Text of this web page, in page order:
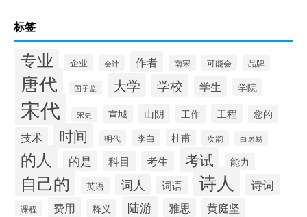
标签
专业 企业 会计 作者 南宋 可能会 品牌
唐代 国子监 大学 学校 学生 学院
宋代 宋史 宣城 山阴 工作 工程 您的
技术 时间 明代 李白 杜甫 次韵 白居易
的人 的是 科目 考生 考试 能力
自己的 英语 词人 词语 诗人 诗词
课程 费用 释义 陆游 雅思 黄庭坚